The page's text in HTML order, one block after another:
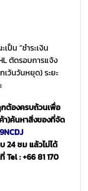
ป็น “ชำระเงิน
ตัดรอบการแจ้ง
เว้นวันหยุด) ระยะ
ต้องครบถ้วนเพื่อ
า)ค้นหาสิ่งของที่จัด
24 ชม แล้วไม่ได้
Tel : +66 81 170